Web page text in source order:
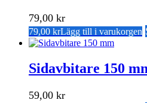
79,00 kr
79,00 krLägg till i varukorgen
Sidavbitare 150
59,00 kr